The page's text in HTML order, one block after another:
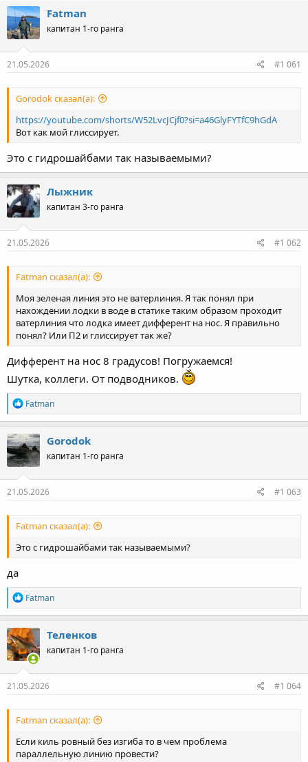
Fatman
капитан 1-го ранга
21.05.2026 #1 061
Gorodok сказал(а):
https://youtube.com/shorts/W52LvcJCjf0?si=a46GlyFYTfC9hGdA
Вот как мой глиссирует.
Это с гидрошайбами так называемыми?
Лыжник
капитан 3-го ранга
21.05.2026 #1 062
Fatman сказал(а):
Моя зеленая линия это не ватерлиния. Я так понял при
нахождении лодки в воде в статике таким образом проходит
ватерлиния что лодка имеет дифферент на нос. Я правильно
понял? Или П2 и глиссирует так же?
Дифферент на нос 8 градусов! Погружаемся!
Шутка, коллеги. От подводников.
Р
е
а
к
ц
и
и
:
Fatman
Gorodok
капитан 1-го ранга
21.05.2026 #1 063
Fatman сказал(а):
Это с гидрошайбами так называемыми?
да
Р
е
а
к
ц
и
и
:
Fatman
Теленков
капитан 1-го ранга
21.05.2026 #1 064
Fatman сказал(а):
Если киль ровный без изгиба то в чем проблема
параллельную линию провести?